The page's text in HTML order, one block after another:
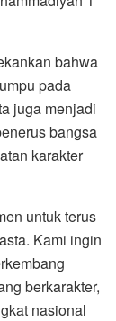
bahwa
pada
juga menjadi
bangsa
karakter
untuk terus
Kami ingin
berkarakter,
nasional